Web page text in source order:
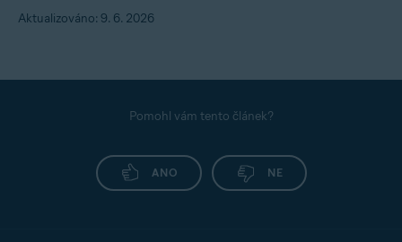
Aktualizováno: 9. 6. 2026
Pomohl vám tento článek?
ANO NE